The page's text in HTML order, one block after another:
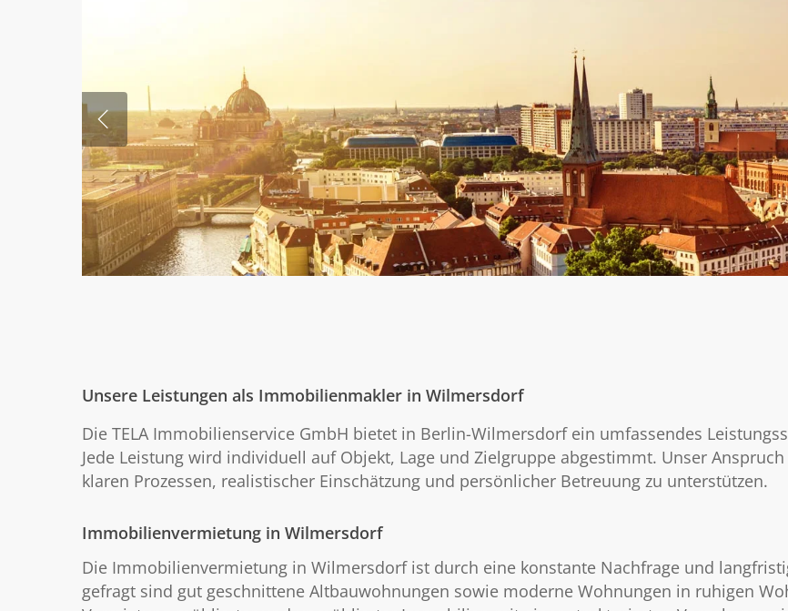
Unsere Leistungen als Immobilienmakler in Wilmersdorf
Die TELA Immobilienservice GmbH bietet in Berlin-Wilmersdorf ein umfassendes
Jede Leistung wird individuell auf Objekt, Lage und Zielgruppe abgestimmt. Unser
klaren Prozessen, realistischer Einschätzung und persönlicher Betreuung zu unterstützen.
Immobilienvermietung in Wilmersdorf
Die Immobilienvermietung in Wilmersdorf ist durch eine konstante Nachfrage und
gefragt sind gut geschnittene Altbauwohnungen sowie moderne Wohnungen in ruhigen